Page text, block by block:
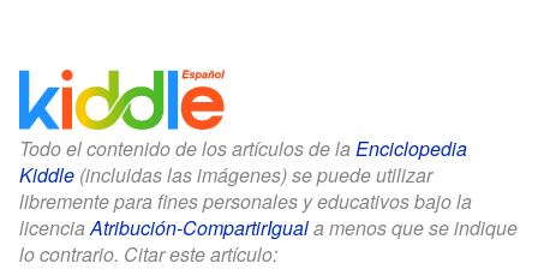
Todo el contenido de los artículos de la Enciclopedia
Kiddle (incluidas las imágenes) se puede utilizar
libremente para fines personales y educativos bajo la
licenciaAtribución-CompartirIguala menos que se indique
lo contrario. Citar este artículo: